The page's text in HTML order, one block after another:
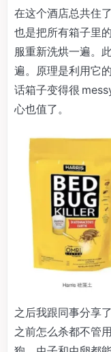
在这个酒店总共住
也是把所有箱子里
服重新洗烘一遍。
遍。原理是利用它
话箱子变得很
心也值了。
之后我跟同事分享
之前怎么杀都不管